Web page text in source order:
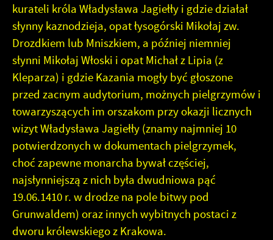
kurateli króla Władysława Jagiełły i gdzie działał
słynny kaznodzieja, opat łysogórski Mikołaj zw.
Drozdkiem lub Mniszkiem, a później niemniej
słynni Mikołaj Włoski i opat Michał z Lipia (z
Kleparza) i gdzie Kazania mogły być głoszone
przed zacnym audytorium, możnych pielgrzymów i
towarzyszących im orszakom przy okazji licznych
wizyt Władysława Jagiełły (znamy najmniej 10
potwierdzonych w dokumentach pielgrzymek,
choć zapewne monarcha bywał częściej,
najsłynniejszą z nich była dwudniowa pąć
19.06.1410 r. w drodze na pole bitwy pod
Grunwaldem) oraz innych wybitnych postaci z
dworu królewskiego z Krakowa.